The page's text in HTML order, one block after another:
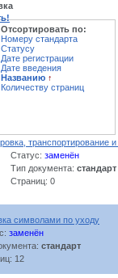
Отсортировать по:
Номеру стандарта
Статусу
Дате регистрации
Дате введения
Названию ↑
Количеству страниц
транспортирование
Статус: заменён
Тип документа: стандарт
Страниц: 0
символами по уходу
заменён
стандарт
12